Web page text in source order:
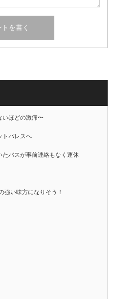
ほどの激痛〜
トパレスへ
バスが事前連絡もなく運休
強い味方になりそう！